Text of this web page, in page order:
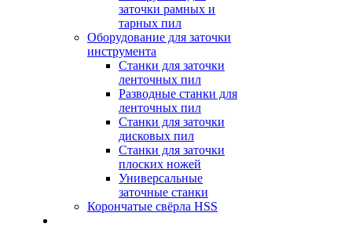
заточки рамных и
тарных пил
Оборудование для заточки
инструмента
Станки для заточки
ленточных пил
Разводные станки для
ленточных пил
Станки для заточки
дисковых пил
Станки для заточки
плоских ножей
Универсальные
заточные станки
Корончатые свёрла HSS